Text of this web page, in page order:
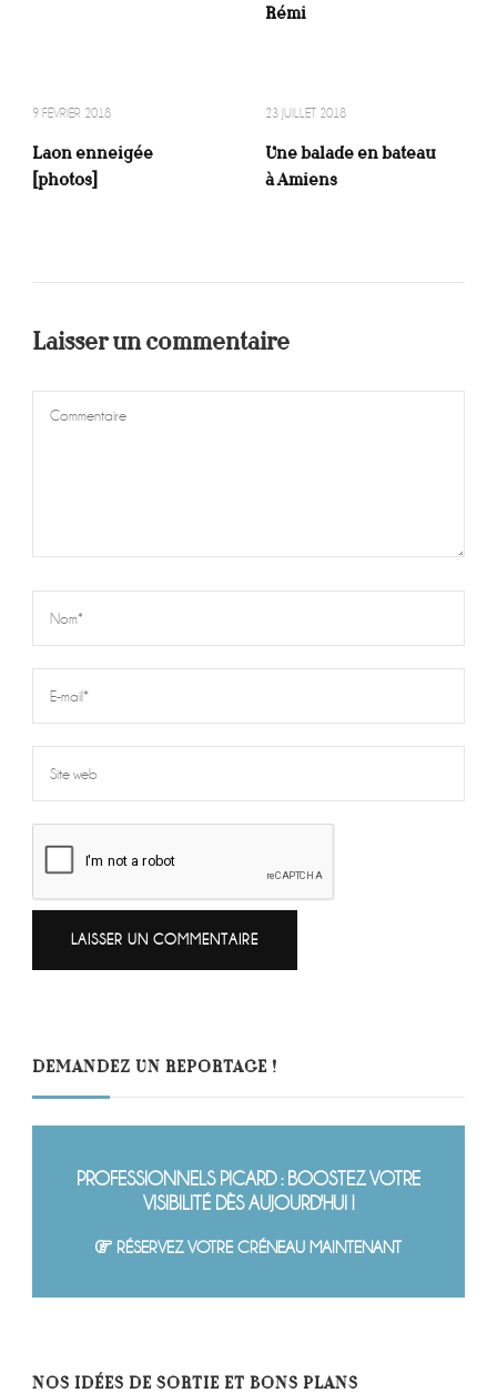
Rémi
9 FÉVRIER 2018
Laon enneigée
[photos]
23 JUILLET 2018
Une balade en bateau
à Amiens
Laisser un commentaire
DEMANDEZ UN REPORTAGE !
PROFESSIONNELS PICARD : BOOSTEZ VOTRE
VISIBILITÉ DÈS AUJOURD'HUI !
RÉSERVEZ VOTRE CRÉNEAU MAINTENANT
NOS IDÉES DE SORTIE ET BONS PLANS